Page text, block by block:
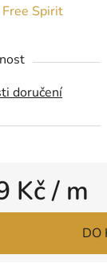
Free Spirit
doručení
Kč/ m
DO